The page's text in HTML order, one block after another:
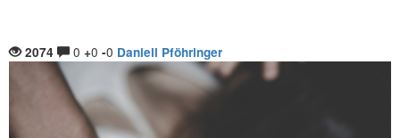
2074 0 +0 -0 Daniell Pföhringer